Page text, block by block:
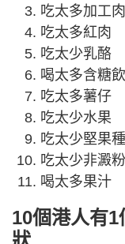
吃太多加工
吃太多紅肉
吃太少乳酪
喝太多含糖
吃太多薯仔
吃太少水果
吃太少堅果
吃太少非澱
喝太多果汁
10個港人有
狀